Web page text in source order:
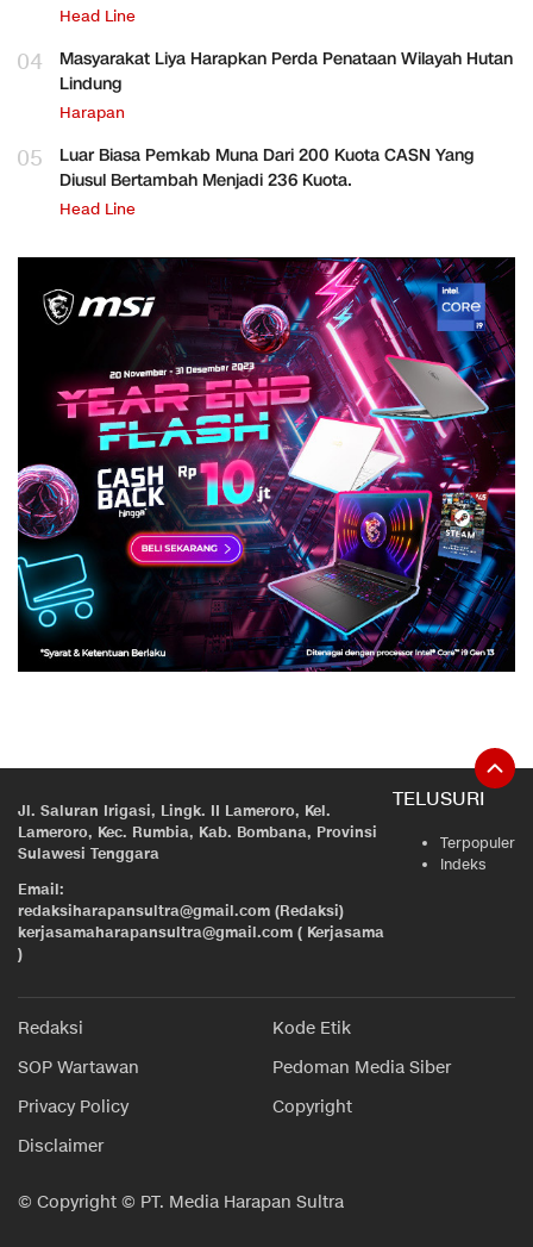
Head Line
04
Masyarakat Liya Harapkan Perda Penataan Wilayah Hutan
Lindung
Harapan
05
Luar Biasa Pemkab Muna Dari 200 Kuota CASN Yang
Diusul Bertambah Menjadi 236 Kuota.
Head Line
Jl. Saluran Irigasi, Lingk. II Lameroro, Kel.
Lameroro, Kec. Rumbia, Kab. Bombana, Provinsi
Sulawesi Tenggara
Email:
redaksiharapansultra@gmail.com (Redaksi)
kerjasamaharapansultra@gmail.com ( Kerjasama
)
TELUSURI
Terpopuler
Indeks
Redaksi
Kode Etik
SOP Wartawan
Pedoman Media Siber
Privacy Policy
Copyright
Disclaimer
© Copyright © PT. Media Harapan Sultra